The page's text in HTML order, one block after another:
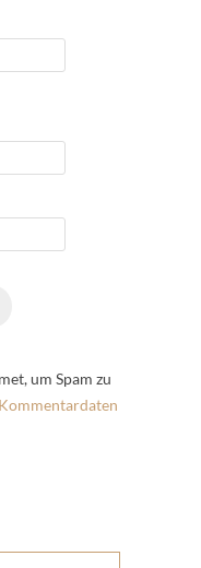
um Spam zu